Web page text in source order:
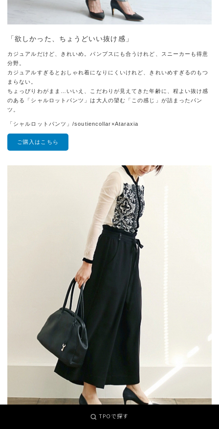
「欲しかった、ちょうどいい抜け感」
カジュアルだけど、きれいめ。パンプスにも合うけれど、スニーカーも得意
分野。
カジュアルすぎるとおしゃれ着になりにくいけれど、きれいめすぎるのもつ
まらない。
ちょっぴりわがまま…いいえ、こだわりが見えてきた年齢に、程よい抜け感
のある「シャルロットパンツ」は大人の望む「この感じ」が詰まったパン
ツ。
「シャルロットパンツ」/soutiencollar×Ataraxia
ご購入はこちら
TPOで探す